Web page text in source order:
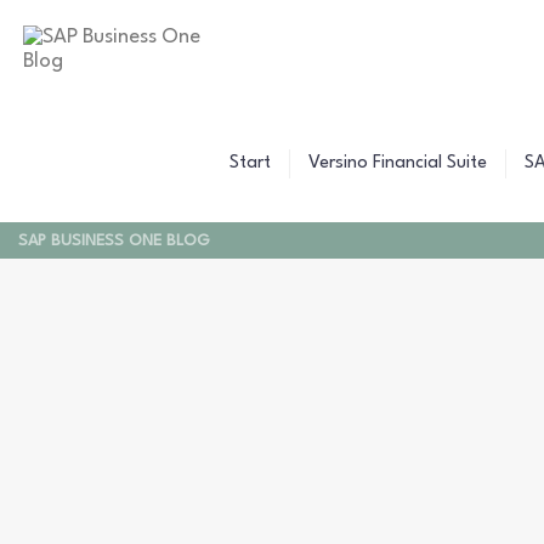
Start Versino Financial Suite
SAP BUSINESS ONE BLOG